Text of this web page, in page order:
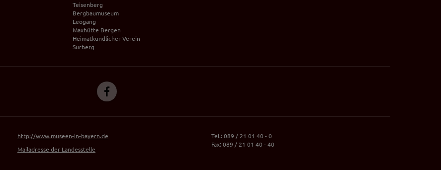
Teisenberg
Bergbaumuseum
Leogang
Maxhütte Bergen
Heimatkundlicher Verein
Surberg
http://www.museen-in-bayern.de
Mailadresse der Landesstelle
Tel.: 089 / 21 01 40 - 0
Fax: 089 / 21 01 40 - 40